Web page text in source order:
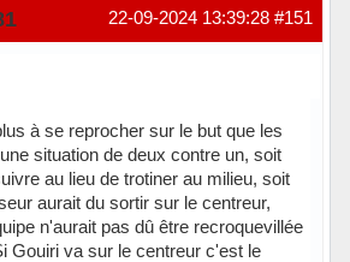
#151
22-09-2024 13:39:28
à se reprocher sur le but que les
situation de deux contre un, soit
au lieu de trotiner au milieu, soit
aurait du sortir sur le centreur,
n'aurait pas dû être recroquevillée
Gouiri va sur le centreur c'est le